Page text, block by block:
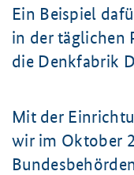
Ein Beispiel
in der täglichen
die Denkfabrik
Mit der
wir im Oktober